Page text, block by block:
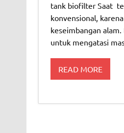
tank biofilter Saat
konvensional,
keseimbangan
untuk mengatasi
READ MORE